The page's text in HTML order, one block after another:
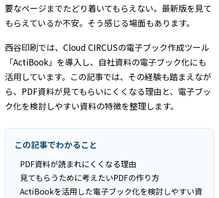
要なページまでたどり着いてもらえない。最新版を見て
もらえているか不安。そう感じる場面もあります。
西谷印刷では、Cloud CIRCUSの電子ブック作成ツール
「ActiBook」を導入し、自社資料の電子ブック化にも
活用しています。この記事では、その経験も踏まえなが
ら、PDF資料が見てもらいにくくなる理由と、電子ブッ
ク化を検討しやすい資料の特徴を整理します。
この記事でわかること
PDF資料が読まれにくくなる理由
見てもらうために考えたいPDFの作り方
ActiBookを活用した電子ブック化を検討しやすい資